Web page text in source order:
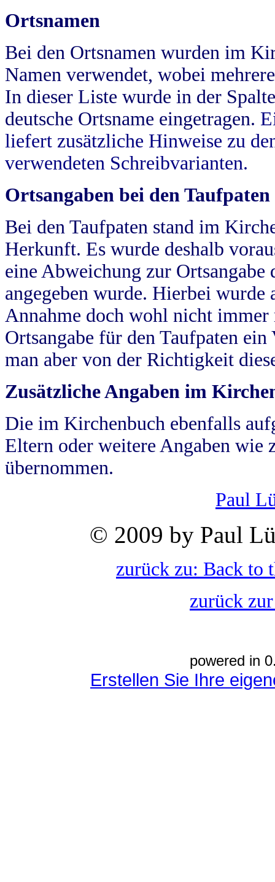
Ortsnamen
Bei den Ortsnamen wurden im
Namen verwendet, wobei
In dieser Liste wurde in der
deutsche Ortsname eingetragen.
liefert zusätzliche Hinweise zu
verwendeten Schreibvarianten.
Ortsangaben bei den Taufpaten
Bei den Taufpaten stand im
Herkunft. Es wurde deshalb
eine Abweichung zur
angegeben wurde. Hierbei wurde
Annahme doch wohl nicht
Ortsangabe für den Taufpaten
man aber von der Richtigkeit
Zusätzliche Angaben im
Die im Kirchenbuch ebenfalls
Eltern oder weitere Angaben wie
übernommen.
Paul
© 2009 by Paul
zurück zu: Back to
zurück
powered in
Erstellen Sie Ihre